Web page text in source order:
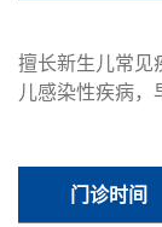
擅长新生儿常见
儿感染性疾病
门诊时间